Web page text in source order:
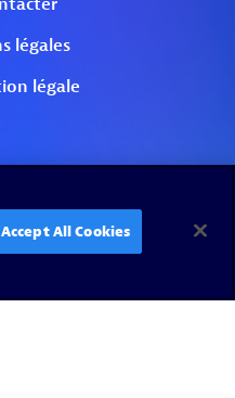
Accept All Cookies